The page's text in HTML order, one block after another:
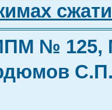
№ 125,